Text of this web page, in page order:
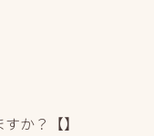
か？【】